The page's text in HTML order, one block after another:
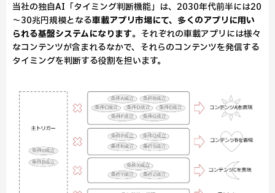
当社の独自AI「タイミング判断機能」は、2030年代前半には20
～30兆円規模となる車載アプリ市場にて、多くのアプリに用い
られる基盤システムになります。それぞれの車載アプリには様々
なコンテンツが含まれるなかで、それらのコンテンツを発信する
タイミングを判断する役割を担います。